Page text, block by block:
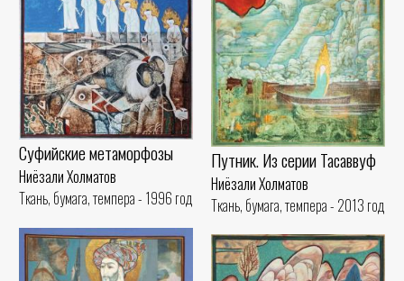
Суфийские метаморфозы
Ниёзали Холматов
Ткань, бумага, темпера - 1996 год
Путник. Из серии Тасаввуф
Ниёзали Холматов
Ткань, бумага, темпера - 2013 год